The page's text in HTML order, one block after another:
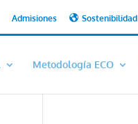
Admisiones Sostenibilidad
Metodología ECO